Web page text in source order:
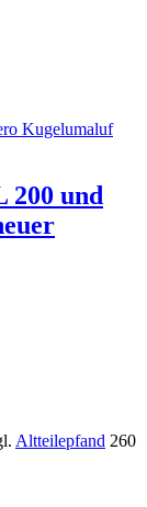
200 und
Altteilepfand 260